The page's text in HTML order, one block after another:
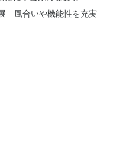
風合いや機能性を充実